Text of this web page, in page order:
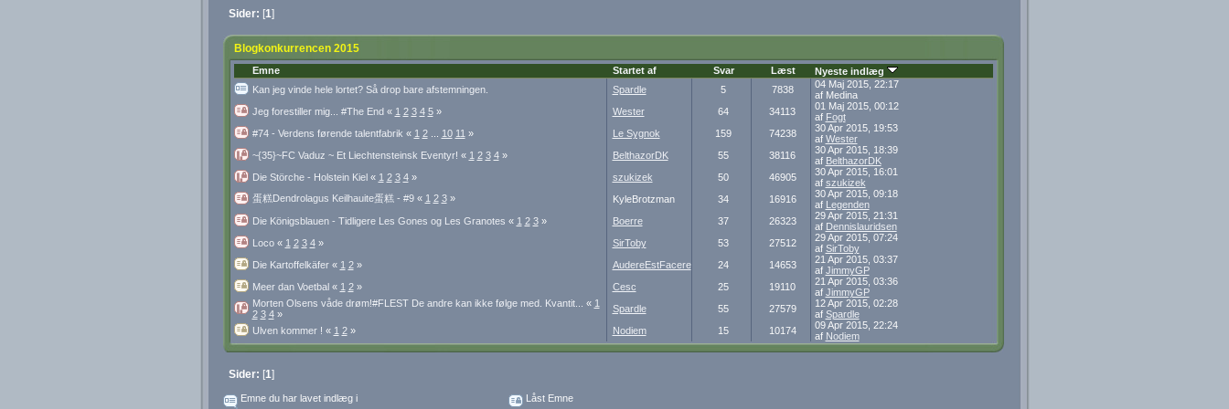
Sider: [1]
Blogkonkurrencen 2015
Emne Startet af Svar Læst
Nyeste indlæg
Kan jeg vinde hele lortet? Så drop bare afstemningen.
Spardle 5 7838
04 Maj 2015, 22:17
af Medina
Jeg forestiller mig... #The End « 1 2 3 4 5» Wester 64 34113
01 Maj 2015, 00:12
af Fogt
#74 - Verdens førende talentfabrik « 1 2... 10 11» Le Sygnok 159 74238
30 Apr 2015, 19:53
af Wester
~{35}~FC Vaduz ~ Et Liechtensteinsk Eventyr! « 1 2 3 4» BelthazorDK 55 38116
30 Apr 2015, 18:39
af BelthazorDK
Die Störche - Holstein Kiel « 1 2 3 4» szukizek 50 46905
30 Apr 2015, 16:01
af szukizek
蛋糕Dendrolagus Keilhauite蛋糕 - #9 « 1 2 3» KyleBrotzman 34 16916
30 Apr 2015, 09:18
af Legenden
Die Königsblauen - Tidligere Les Gones og Les Granotes « 1 2 3» Boerre 37 26323
29 Apr 2015, 21:31
af Dennislauridsen
Loco « 1 2 3 4» SirToby 53 27512
29 Apr 2015, 07:24
af SirToby
Die Kartoffelkäfer « 1 2» AudereEstFacere 24 14653
21 Apr 2015, 03:37
af JimmyGP
Meer dan Voetbal « 1 2» Cesc 25 19110
21 Apr 2015, 03:36
af JimmyGP
Morten Olsens våde drøm!#FLEST De andre kan ikke følge med. Kvantit... « 1
2 3 4» Spardle 55 27579
12 Apr 2015, 02:28
af Spardle
Ulven kommer ! « 1 2» Nodiem 15 10174
09 Apr 2015, 22:24
af Nodiem
Sider: [1]
Emne du har lavet indlæg i
Låst Emne